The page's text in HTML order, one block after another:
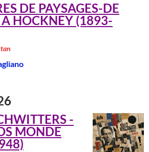
DE PAYSAGES-DE
HOCKNEY (1893-
-
MONDE